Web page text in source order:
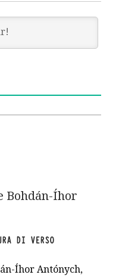
Bohdán-Íhor
DI VERSO
Íhor Antónych,